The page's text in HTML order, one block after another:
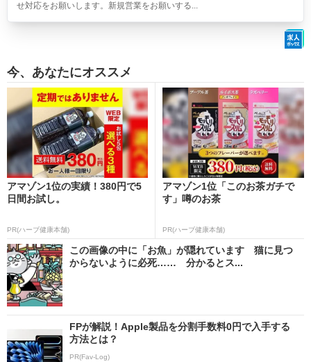
せ対応をお願いします。新規営業をお願いする...
今、あなたにオススメ
アマゾン1位の実績！380円で5
日間お試し。
PR(ハーブ健康本舗)
アマゾン1位「このお茶ガチで
す」噂のお茶
PR(ハーブ健康本舗)
この画像の中に「お魚」が隠れています 猫に見つ
からないように必死…… 分かるとス...
FPが解説！Apple製品を分割手数料0円で入手する
方法とは？
PR(Fav-Log)